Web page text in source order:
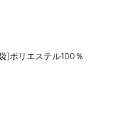
]ポリエステル100％